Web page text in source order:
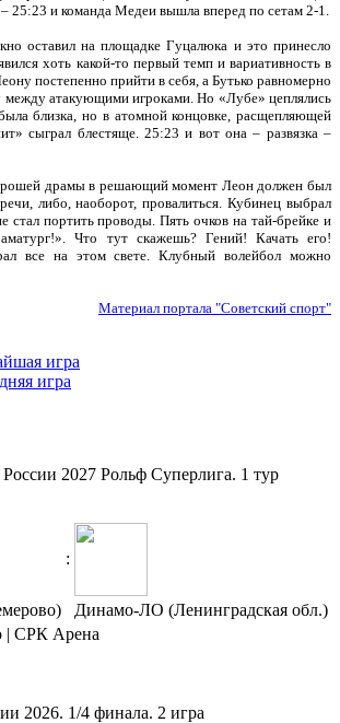
– 25:23 и команда Медеи вышла вперед по сетам 2-1.
оставил на площадке Гуцалюка и это принесло
хоть какой-то первый темп и вариативность в
постепенно прийти в себя, а Бутько равномерно
между атакующими игроками. Но «Лубе» цеплялись
близка, но в атомной концовке, расщепляющей
сыграл блестяще. 25:23 и вот она – развязка –
драмы в решающий момент Леон должен был
либо, наоборот, провалиться. Кубинец выбрал
стал портить проводы. Пять очков на тай-брейке и
Что тут скажешь? Гений! Качать его!
все на этом свете. Клубный волейбол можно
Материал портала "Советский спорт"
игра
игра
2027 Рольф Суперлига. 1 тур
:
Динамо-ЛО (Ленинградская обл.)
| СРК Арена
2026. 1/4 финала. 2 игра